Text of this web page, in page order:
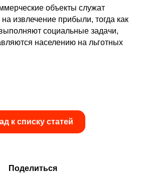
объекты служат
извлечение прибыли, тогда как
социальные задачи,
населению на льготных
к списку статей
Поделиться